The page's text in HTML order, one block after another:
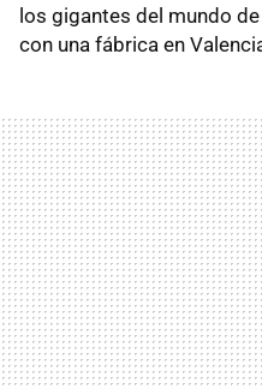
los gigantes del mundo
con una fábrica en